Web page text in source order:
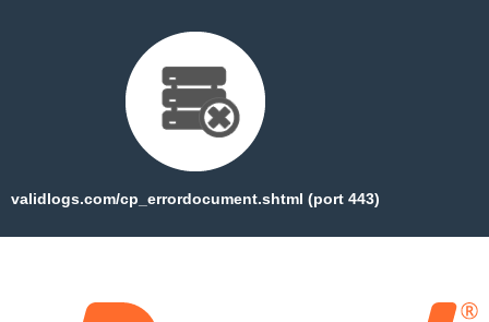
validlogs.com/cp_errordocument.shtml (port 443)